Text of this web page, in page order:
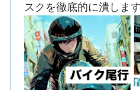
スクを徹底的に潰します